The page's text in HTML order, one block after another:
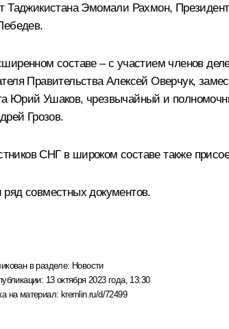
Таджикистана Эмомали Рахмон,
составе – с участием членов
Правительства Алексей Оверчук,
Юрий Ушаков, чрезвычайный и
Грозов.
СНГ в широком составе также
совместных документов.
в разделе: Новости
13 октября 2023 года, 13:30
на материал: kremlin.ru/d/72499